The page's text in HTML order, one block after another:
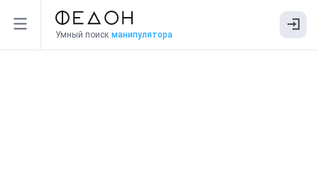
Умный поиск манипулятора